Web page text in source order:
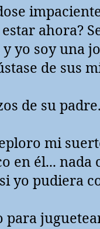
ahora?
yo soy una
de sus
de su
mi
en él... nada
yo pudiera